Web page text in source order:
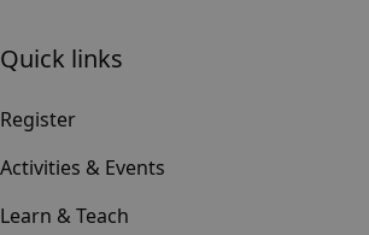
Quick links
Register
Activities & Events
Learn & Teach